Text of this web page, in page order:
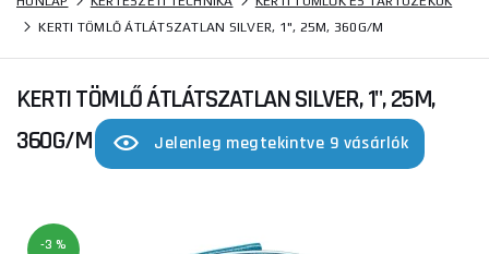
KERTI TÖMLŐ ÁTLÁTSZATLAN SILVER, 1", 25M, 360G/M
KERTI TÖMLŐ ÁTLÁTSZATLAN SILVER, 1", 25M,
360G/M
Jelenleg megtekintve 9 vásárlók
-3 %